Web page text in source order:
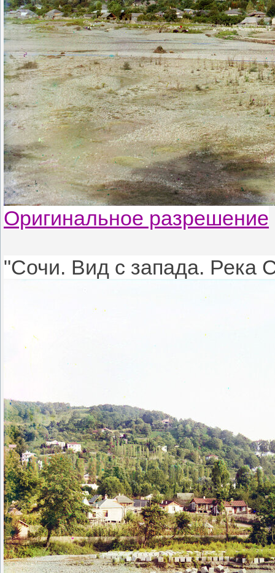
Оригинальное разрешение
"Сочи. Вид с запада. Река